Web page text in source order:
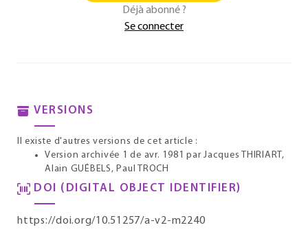
Déjà abonné ?
Se connecter
VERSIONS
Il existe d'autres versions de cet article :
Version archivée 1 de avr. 1981 par Jacques THIRIART,
Alain GUÉBELS, Paul TROCH
DOI (DIGITAL OBJECT IDENTIFIER)
https://doi.org/10.51257/a-v2-m2240